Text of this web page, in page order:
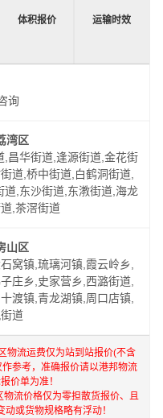
体积报价 运输时效
询
湾区
昌华街道,逢源街道,金花街
道,桥中街道,白鹤洞街道,
,东沙街道,东漖街道,海龙
,茶滘街道
山区
窝镇,琉璃河镇,霞云岭乡,
庄乡,史家营乡,西潞街道,
渡镇,青龙湖镇,周口店镇,
道
物流运费仅为站到站报价(不含
参考，准确报价请以港邦物流
价单为准！
流价格仅为零担散货报价、且
或货物规格略有浮动！